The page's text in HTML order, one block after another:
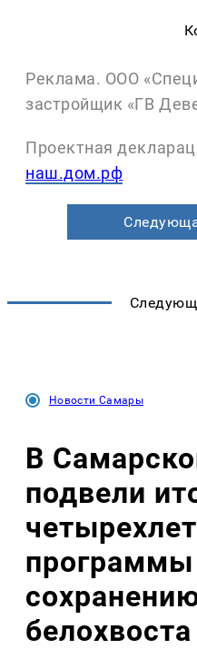
Реклама. ООО
застройщик «ГВ
Проектная
наш.дом.рф
Новости Самары
В
подвели
программы
белохвоста